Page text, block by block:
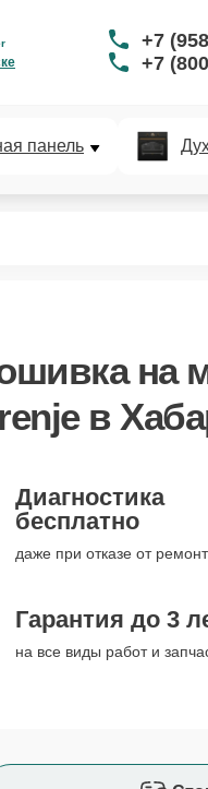
+7
+7
панель
на
в
Диагностика
бесплатно
даже при отказе от
Гарантия до 3
на все виды работ и